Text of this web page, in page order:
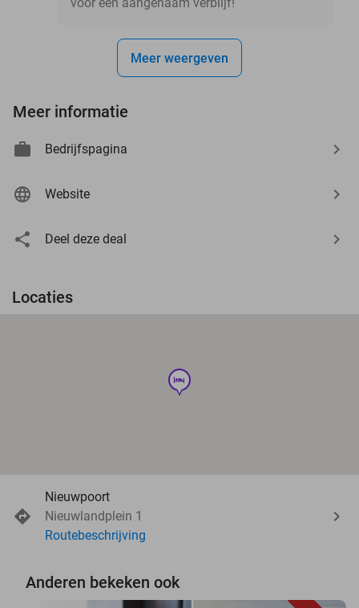
Meer weergeven
Meer informatie
Bedrijfspagina
Website
Deel deze deal
Locaties
hotel
Nieuwpoort
Nieuwlandplein 1
Routebeschrijving
Anderen bekeken ook